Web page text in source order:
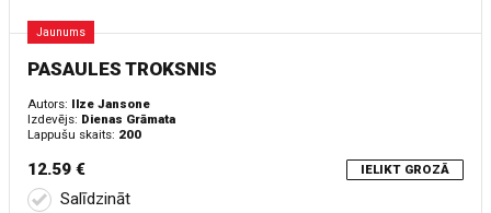
Jaunums
PASAULES TROKSNIS
Autors: Ilze Jansone
Izdevējs: Dienas Grāmata
Lappušu skaits: 200
12.59 € IELIKT GROZĀ
Salīdzināt